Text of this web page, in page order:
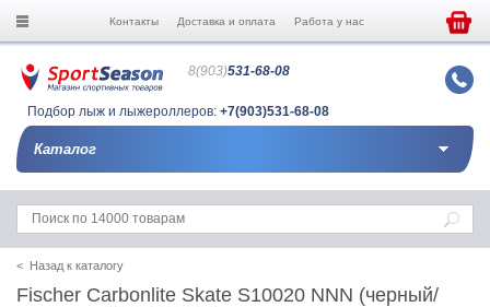
Контакты Доставка и оплата Работа у нас
8(903)531-68-08
Подбор лыж и лыжероллеров: +7(903)531-68-08
Каталог
< Назад к каталогу
Fischer Carbonlite Skate S10020 NNN (черный/